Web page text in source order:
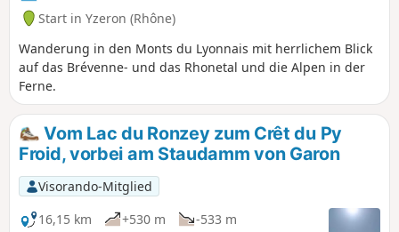
Start in Yzeron (Rhône)
Wanderung in den Monts du Lyonnais mit herrlichem Blick
auf das Brévenne- und das Rhonetal und die Alpen in der
Ferne.
Vom Lac du Ronzey zum Crêt du Py
Froid, vorbei am Staudamm von Garon
Visorando-Mitglied
16,15 km
+530 m
-533 m